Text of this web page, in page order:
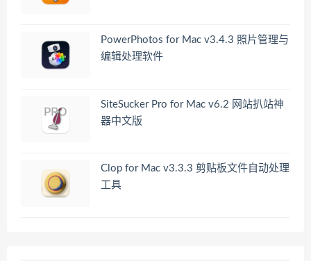
PowerPhotos for Mac v3.4.3 照片管理与
编辑处理软件
SiteSucker Pro for Mac v6.2 网站扒站神
器中文版
Clop for Mac v3.3.3 剪贴板文件自动处理
工具